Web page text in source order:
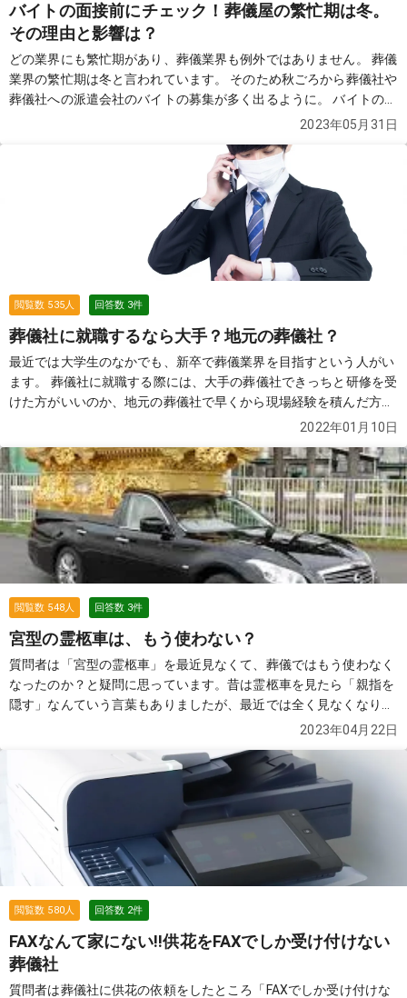
バイトの面接前にチェック！葬儀屋の繁忙期は冬。
その理由と影響は？
どの業界にも繁忙期があり、葬儀業界も例外ではありません。 葬儀
業界の繁忙期は冬と言われています。 そのため秋ごろから葬儀社や
葬儀社への派遣会社のバイトの募集が多く出るように。 バイトの面
2023年05月31日
閲覧数 535人 回答数 3件
葬儀社に就職するなら大手？地元の葬儀社？
最近では大学生のなかでも、新卒で葬儀業界を目指すという人がい
ます。 葬儀社に就職する際には、大手の葬儀社できっちと研修を受
けた方がいいのか、地元の葬儀社で早くから現場経験を積んだ方が
2022年01月10日
閲覧数 548人 回答数 3件
宮型の霊柩車は、もう使わない？
質問者は「宮型の霊柩車」を最近見なくて、葬儀ではもう使わなく
なったのか？と疑問に思っています。昔は霊柩車を見たら「親指を
隠す」なんていう言葉もありましたが、最近では全く見なくなりま
した。もう「宮型の霊柩車」は時代遅れなのでしょうか？ 画像引用2023年04月22日
閲覧数 580人 回答数 2件
FAXなんて家にない!!供花をFAXでしか受け付けない
葬儀社
質問者は葬儀社に供花の依頼をしたところ「FAXでしか受け付けな